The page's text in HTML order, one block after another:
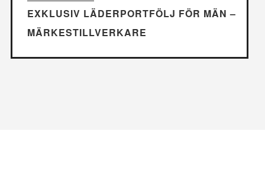
EXKLUSIV LÄDERPORTFÖLJ FÖR MÄN –
MÄRKESTILLVERKARE